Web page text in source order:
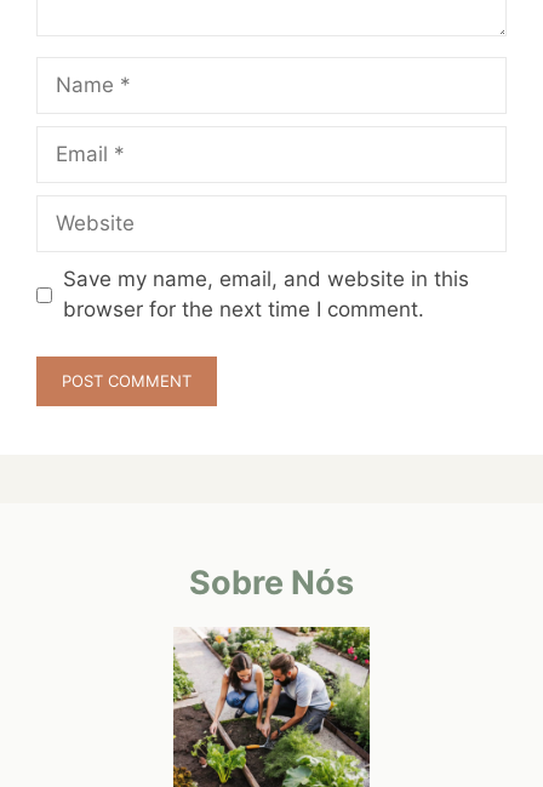
Name
Email
Website
Save my name, email, and website in this
browser for the next time I comment.
Sobre Nós